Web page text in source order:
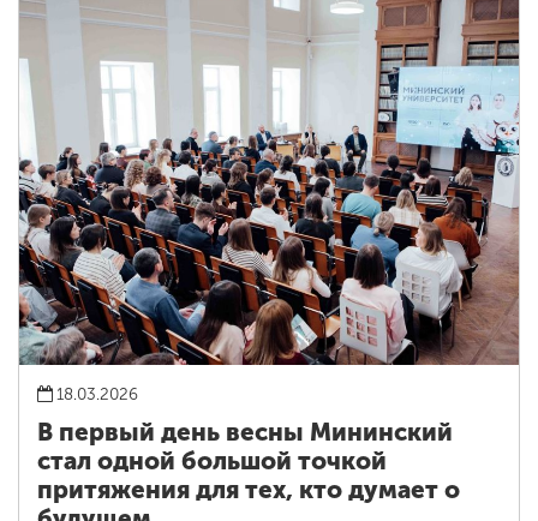
18.03.2026
В первый день весны Мининский
стал одной большой точкой
притяжения для тех, кто думает о